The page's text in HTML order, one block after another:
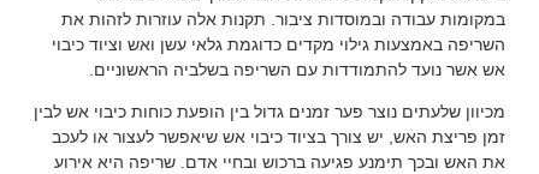
במקומות עבודה ובמוסדות ציבור. תקנות אלה עוזרות לזהות את
השריפה באמצעות גילוי מקדים כדוגמת גלאי עשן ואש וציוד כיבוי
אש אשר נועד להתמודדות עם השריפה בשלביה הראשוניים.
מכיוון שלעתים נוצר פער זמנים גדול בין הופעת כוחות כיבוי אש לבין
זמן פריצת האש, יש צורך בציוד כיבוי אש שיאפשר לעצור או לעכב
את האש ובכך תימנע פגיעה ברכוש ובחיי אדם. שריפה היא אירוע